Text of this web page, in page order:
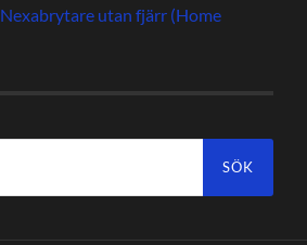
utan fjärr (Home